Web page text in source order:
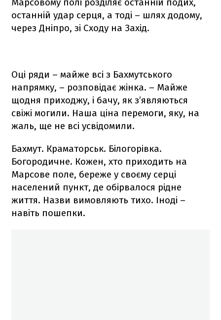
останній удар серця, а тоді – шлях додому,
через Дніпро, зі Сходу на Захід.
Оці ряди – майже всі з Бахмутського
напрямку, – розповідає жінка. – Майже
щодня приходжу, і бачу, як з’являються
свіжі могили. Наша ціна перемоги, яку, на
жаль, ще не всі усвідомили.
Бахмут. Краматорськ. Білогорівка.
Богородичне. Кожен, хто приходить на
Марсове поле, береже у своєму серці
населений пункт, де обірвалося рідне
життя. Назви вимовляють тихо. Іноді –
навіть пошепки.